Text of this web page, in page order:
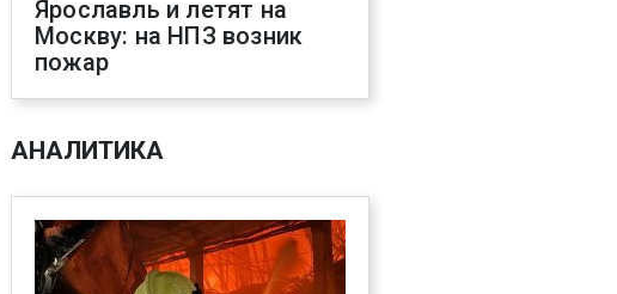
Ярославль и летят на
Москву: на НПЗ возник
пожар
АНАЛИТИКА